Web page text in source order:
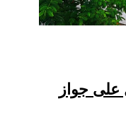
على جواز